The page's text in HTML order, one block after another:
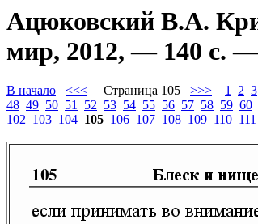
Ацюковский В.А.
мир, 2012, — 140 с. —
В начало <<< Страница 105 >>> 1 2 3
48 49 50 51 52 53 54 55 56 57 58 59 60
102 103 104 105 106 107 108 109 110 111